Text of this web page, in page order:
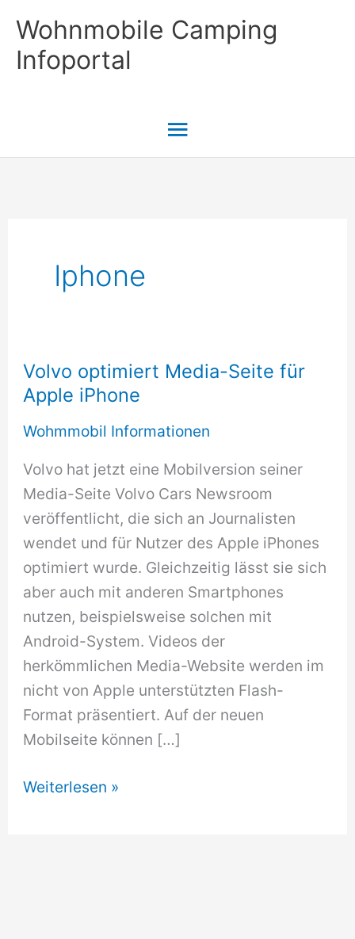
Inhalt
springen
Wohnmobile Camping
Infoportal
Hauptmenü
Iphone
Volvo optimiert Media-Seite für
Apple iPhone
Wohmmobil Informationen
Volvo hat jetzt eine Mobilversion seiner
Media-Seite Volvo Cars Newsroom
veröffentlicht, die sich an Journalisten
wendet und für Nutzer des Apple iPhones
optimiert wurde. Gleichzeitig lässt sie sich
aber auch mit anderen Smartphones
nutzen, beispielsweise solchen mit
Android-System. Videos der
herkömmlichen Media-Website werden im
nicht von Apple unterstützten Flash-
Format präsentiert. Auf der neuen
Mobilseite können […]
Volvo
Weiterlesen »